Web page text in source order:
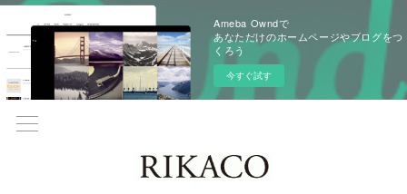
Ameba Owndで
あなただけのホームページやブログをつ
くろう
今すぐ試す